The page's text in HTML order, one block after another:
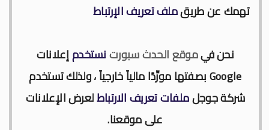
برنامج الجولة 30 من البطولة الإحترافية 2024/2023
برنامج الجولة 29 من القسم الثاني 2024/2023
برنامج الجولة 29 من البطولة الإحترافية إنوي 2024/2023
تهمك عن طريقملف تعريف الإرتباط
نحن فيموقع الحدث سبورتنستخدمإعلانات
Google بصفتها مورِّدًا مالياً خارجياً ، ولذلك تستخدم
شركة جوجلملفات تعريف الارتباطلعرض الإعلانات
على موقعنا.